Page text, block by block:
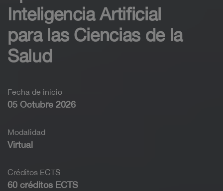
Inteligencia Artificial
para las Ciencias de la
Salud
Fecha de inicio
05 Octubre 2026
Modalidad
Virtual
Créditos ECTS
60 créditos ECTS